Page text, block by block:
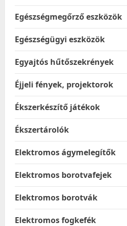
Egészségmegőrző eszközök
Egészségügyi eszközök
Egyajtós hűtőszekrények
Éjjeli fények, projektorok
Ékszerkészítő játékok
Ékszertárolók
Elektromos ágymelegítők
Elektromos borotvafejek
Elektromos borotvák
Elektromos fogkefék